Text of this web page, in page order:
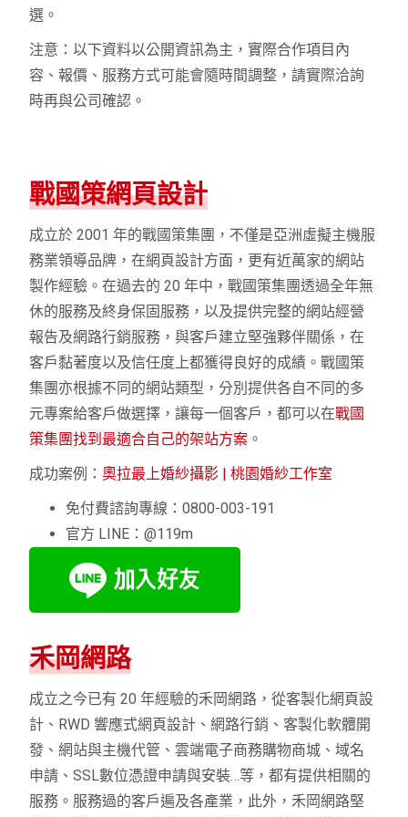
選。
注意：以下資料以公開資訊為主，實際合作項目內
容、報價、服務方式可能會隨時間調整，請實際洽詢
時再與公司確認。
戰國策網頁設計
成立於 2001 年的戰國策集團，不僅是亞洲虛擬主機服
務業領導品牌，在網頁設計方面，更有近萬家的網站
製作經驗。在過去的 20 年中，戰國策集團透過全年無
休的服務及終身保固服務，以及提供完整的網站經營
報告及網路行銷服務，與客戶建立堅強夥伴關係，在
客戶黏著度以及信任度上都獲得良好的成績。戰國策
集團亦根據不同的網站類型，分別提供各自不同的多
元專案給客戶做選擇，讓每一個客戶，都可以在戰國
策集團找到最適合自己的架站方案 。
成功案例：奧拉最上婚紗攝影 | 桃園婚紗工作室
免付費諮詢專線：0800-003-191
官方 LINE：@119m
禾岡網路
成立之今已有 20 年經驗的禾岡網路，從客製化網頁設
計、RWD 響應式網頁設計、網路行銷、客製化軟體開
發、網站與主機代管、雲端電子商務購物商城、域名
申請、SSL數位憑證申請與安裝…等，都有提供相關的
服務。服務過的客戶遍及各產業，此外，禾岡網路堅